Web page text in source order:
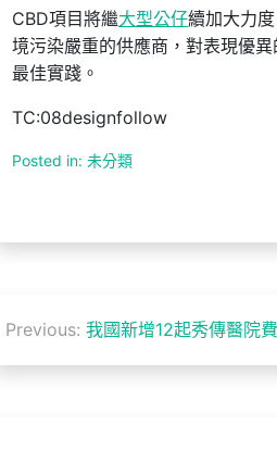
CBD項目將繼大型公仔續加大力
境污染嚴重的供應商，對表現優
最佳實踐。
TC:08designfollow
Posted in: 未分類
文
章
Previous: 我國新增12起秀傳醫院